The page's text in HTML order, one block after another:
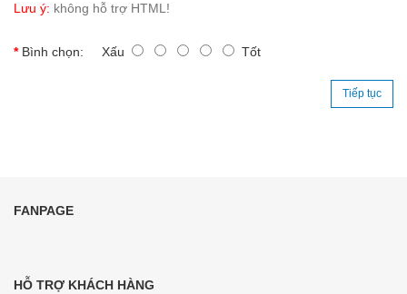
Lưu ý: không hỗ trợ HTML!
Bình chọn: Xấu Tốt
Tiếp tục
FANPAGE
HỖ TRỢ KHÁCH HÀNG